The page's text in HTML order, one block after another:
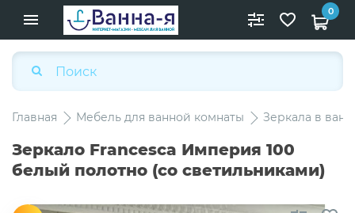
0
Главная Мебель для ванной комнаты Зеркала в
Зеркало Francesca Империя 100
белый полотно (со светильниками)